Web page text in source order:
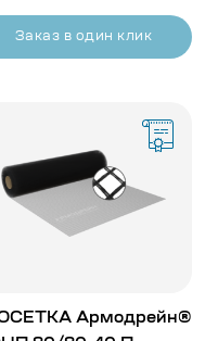
Заказ в один клик
Армодрейн®